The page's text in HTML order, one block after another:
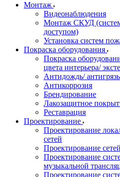
Монтаж
Видеонаблюдения
Монтаж СКУД
доступом)
Установка систем
Покраска оборудования
Покраска
цвета интерьера/
Антидождь/ антигрязь
Антикоррозия
Брендирование
Лакозащитное
Реставрация
Проектирование
Проектирование
сетей
Проектирование
Проектирование
музыкальной
Проектирование